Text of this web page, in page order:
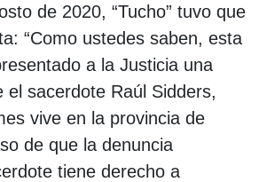
de 2020, “Tucho” tuvo que
“Como ustedes saben, esta
a la Justicia una
el sacerdote Raúl Sidders,
vive en la provincia de
de que la denuncia
tiene derecho a